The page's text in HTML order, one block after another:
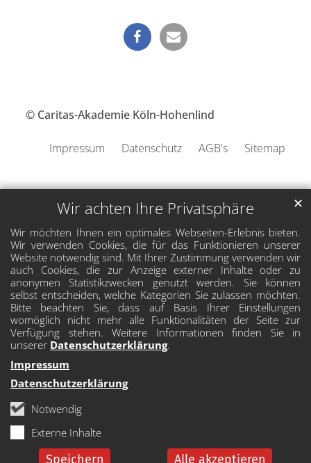
Wir achten Ihre Privatsphäre
Wir möchten Ihnen ein optimales Webseiten-Erlebnis bieten.
Wir verwenden Cookies, die für das Funktionieren unserer
Website notwendig sind. Mit Ihrer Zustimmung verwenden wir
auch Cookies, die zur Anzeige externer Inhalte oder zu
anonymen Statistikzwecken genutzt werden. Sie können
selbst entscheiden, welche Kategorien Sie zulassen möchten.
Bitte beachten Sie, dass auf Basis Ihrer Einstellungen
womöglich nicht mehr alle Funktionalitäten der Seite zur
Verfügung stehen. Weitere Informationen finden Sie in
unserer Datenschutzerklärung.
Notwendig
Externe Inhalte
Speichern Alle akzeptieren
✕
Impressum
Datenschutzerklärung
© Caritas-Akademie Köln-Hohenlind
Impressum Datenschutz AGB's Sitemap